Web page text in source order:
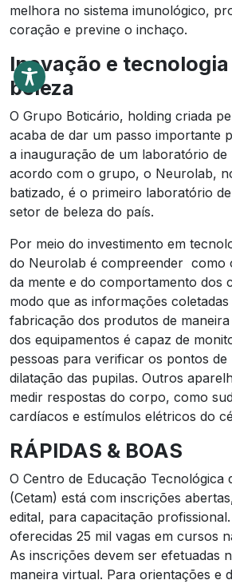
melhora no sistema imunológico,
coração e previne o inchaço.
Inovação e
beleza
O Grupo Boticário, holding criada
acaba de dar um passo importante
a inauguração de um laboratório de
acordo com o grupo, o Neurolab,
batizado, é o primeiro laboratório
setor de beleza do país.
Por meio do investimento em
do Neurolab é compreender como
da mente e do comportamento dos
modo que as informações
fabricação dos produtos de
dos equipamentos é capaz de
pessoas para verificar os pontos
dilatação das pupilas. Outros
medir respostas do corpo, como
cardíacos e estímulos elétricos do
RÁPIDAS & BOAS
O Centro de Educação Tecnológica
(Cetam) está com inscrições
edital, para capacitação
oferecidas 25 mil vagas em cursos
As inscrições devem ser efetuadas
maneira virtual. Para orientações e